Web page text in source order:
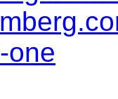
one